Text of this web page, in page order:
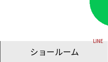
ショールーム